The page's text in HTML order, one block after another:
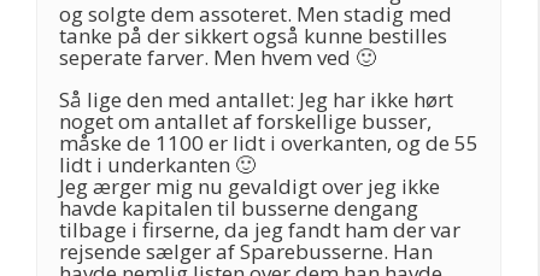
og solgte dem assoteret. Men stadig med
tanke på der sikkert også kunne bestilles
seperate farver. Men hvem ved 🙂
Så lige den med antallet: Jeg har ikke hørt
noget om antallet af forskellige busser,
måske de 1100 er lidt i overkanten, og de 55
lidt i underkanten 🙂
Jeg ærger mig nu gevaldigt over jeg ikke
havde kapitalen til busserne dengang
tilbage i firserne, da jeg fandt ham der var
rejsende sælger af Sparebusserne. Han